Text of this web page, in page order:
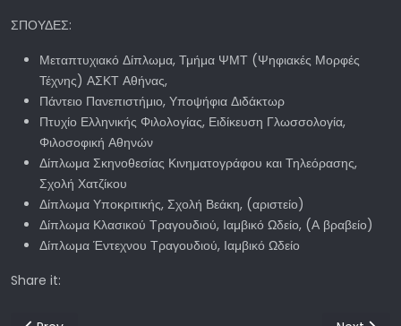
ΣΠΟΥΔΕΣ:
Μεταπτυχιακό Δίπλωμα, Τμήμα ΨΜΤ (Ψηφιακές Μορφές
Τέχνης) ΑΣΚΤ Αθήνας,
Πάντειο Πανεπιστήμιο, Υποψήφια Διδάκτωρ
Πτυχίο Ελληνικής Φιλολογίας, Ειδίκευση Γλωσσολογία,
Φιλοσοφική Αθηνών
Δίπλωμα Σκηνοθεσίας Κινηματογράφου και Τηλεόρασης,
Σχολή Χατζίκου
Δίπλωμα Υποκριτικής, Σχολή Βεάκη, (αριστείο)
Δίπλωμα Κλασικού Τραγουδιού, Ιαμβικό Ωδείο, (Α βραβείο)
Δίπλωμα Έντεχνου Τραγουδιού, Ιαμβικό Ωδείο
Share it: